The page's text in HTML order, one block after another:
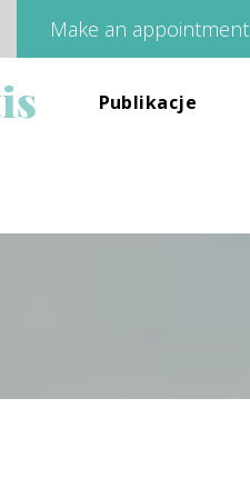
Make an appointment
Publikacje